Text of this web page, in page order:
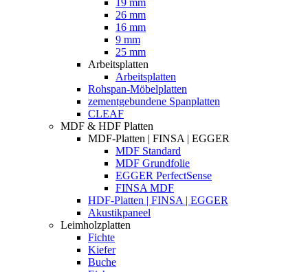
19 mm
26 mm
16 mm
9 mm
25 mm
Arbeitsplatten
Arbeitsplatten
Rohspan-Möbelplatten
zementgebundene Spanplatten
CLEAF
MDF & HDF Platten
MDF-Platten | FINSA | EGGER
MDF Standard
MDF Grundfolie
EGGER PerfectSense
FINSA MDF
HDF-Platten | FINSA | EGGER
Akustikpaneel
Leimholzplatten
Fichte
Kiefer
Buche